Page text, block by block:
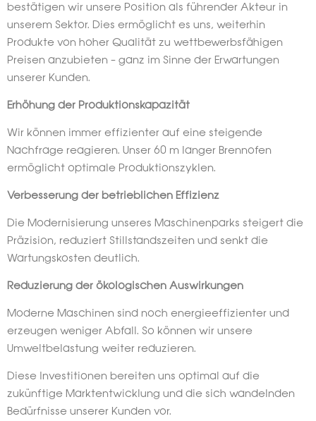
bestätigen wir unsere Position als führender Akteur in
unserem Sektor. Dies ermöglicht es uns, weiterhin
Produkte von hoher Qualität zu wettbewerbsfähigen
Preisen anzubieten – ganz im Sinne der Erwartungen
unserer Kunden.
Erhöhung der Produktionskapazität
Wir können immer effizienter auf eine steigende
Nachfrage reagieren. Unser 60 m langer Brennofen
ermöglicht optimale Produktionszyklen.
Verbesserung der betrieblichen Effizienz
Die Modernisierung unseres Maschinenparks steigert die
Präzision, reduziert Stillstandszeiten und senkt die
Wartungskosten deutlich.
Reduzierung der ökologischen Auswirkungen
Moderne Maschinen sind noch energieeffizienter und
erzeugen weniger Abfall. So können wir unsere
Umweltbelastung weiter reduzieren.
Diese Investitionen bereiten uns optimal auf die
zukünftige Marktentwicklung und die sich wandelnden
Bedürfnisse unserer Kunden vor.